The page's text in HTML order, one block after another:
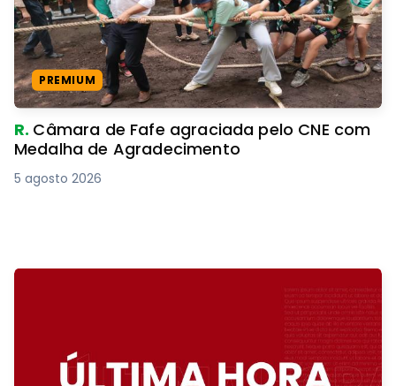
PREMIUM
R. Câmara de Fafe agraciada pelo CNE com
Medalha de Agradecimento
5 agosto 2026